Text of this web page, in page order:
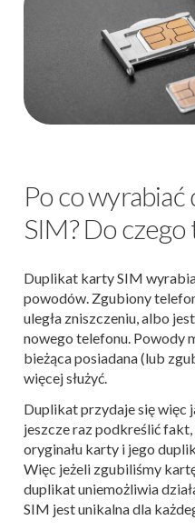
Po co
SIM? Do
Duplikat karty SIM
powodów. Zgubiony
uległa zniszczeniu, albo
nowego telefonu. Powody
bieżąca posiadana (lub
więcej służyć.
Duplikat przydaje się więc
jeszcze raz podkreślić fakt,
oryginału karty i jego
Więc jeżeli zgubiliśmy
duplikat uniemożliwia
SIM jest unikalna dla